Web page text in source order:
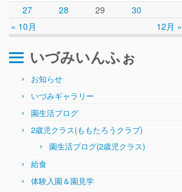
« 10月 12月 »
27
28 29 30
いづみいんふぉ
お知らせ
いづみギャラリー
園生活ブログ
2歳児クラス(ももたろうクラブ)
園生活ブログ(2歳児クラス)
給食
体験入園＆園見学